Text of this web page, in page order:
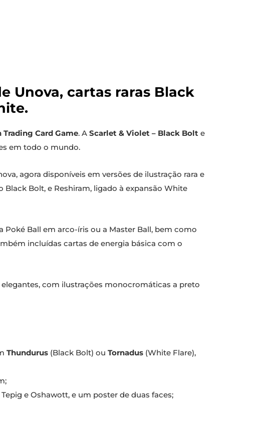
Unova, cartas raras Black
Trading Card Game. A Scarlet & Violet – Black Bolt e
em todo o mundo.
agora disponíveis em versões de ilustração rara e
Bolt, e Reshiram, ligado à expansão White
Ball em arco-íris ou a Master Ball, bem como
incluídas cartas de energia básica com o
com ilustrações monocromáticas a preto
Thundurus (Black Bolt) ou Tornadus (White Flare),
e Oshawott, e um poster de duas faces;